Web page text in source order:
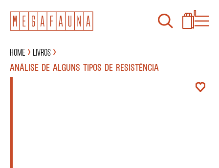
0
Home
Livros
ANÁLISE DE ALGUNS TIPOS DE RESISTÊNCIA